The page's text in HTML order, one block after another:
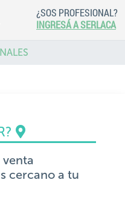
¿SOS PROFESIONAL?
INGRESÁ A SERLACA
cercano a tu